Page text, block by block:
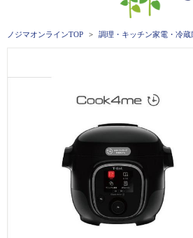
ノジマオンラインTOP 調理・キッチン家電・冷蔵